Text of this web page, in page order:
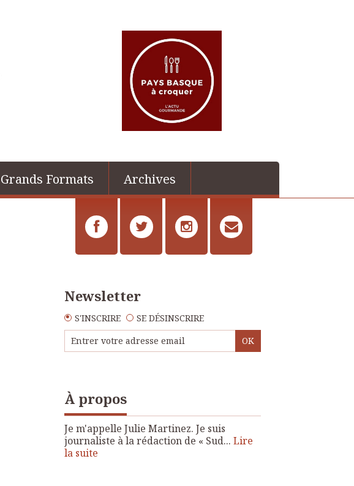
Grands Formats Archives
Newsletter
S'INSCRIRE SE DÉSINSCRIRE
À propos
Je m'appelle Julie Martinez. Je suis
journaliste à la rédaction de « Sud... Lire
la suite